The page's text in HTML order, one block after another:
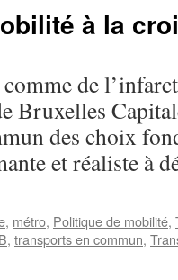
à la
de
Bruxelles
des choix
et réaliste à
, métro, Politique de mobilité,
, transports en commun,